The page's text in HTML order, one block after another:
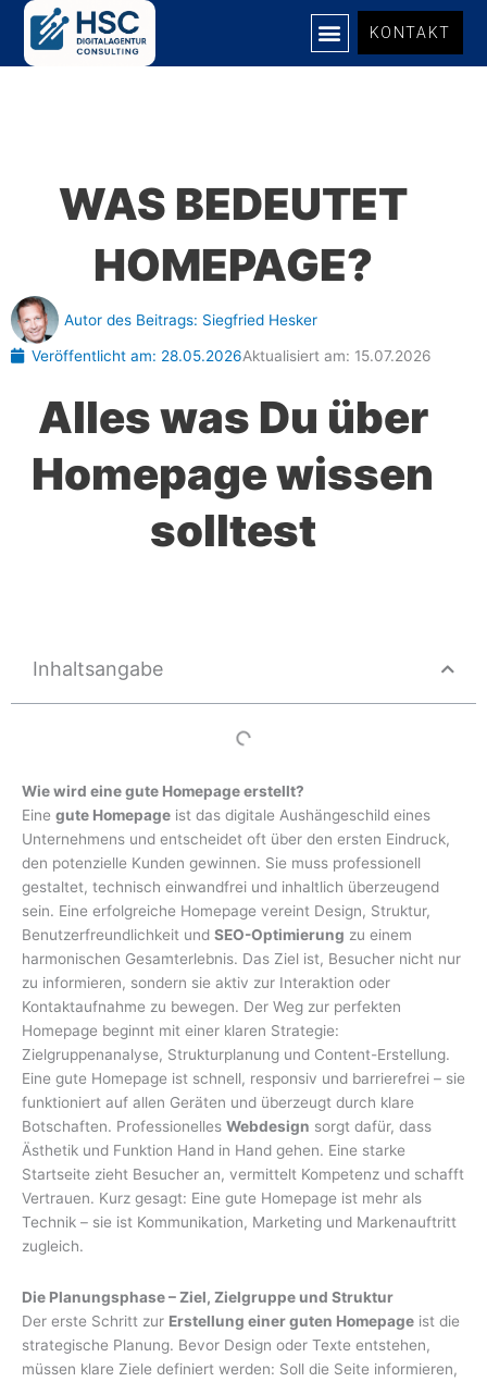
Zum
springen
KONTAKT
WAS BEDEUTET
HOMEPAGE?
Autor des Beitrags: Siegfried Hesker
Veröffentlicht am: 28.05.2026Aktualisiert am: 15.07.2026
Alles was Du über
Homepage wissen
solltest
Inhaltsangabe
Wie wird eine gute Homepage erstellt?
Eine gute Homepage ist das digitale Aushängeschild eines
Unternehmens und entscheidet oft über den ersten Eindruck,
den potenzielle Kunden gewinnen. Sie muss professionell
gestaltet, technisch einwandfrei und inhaltlich überzeugend
sein. Eine erfolgreiche Homepage vereint Design, Struktur,
Benutzerfreundlichkeit und SEO-Optimierung zu einem
harmonischen Gesamterlebnis. Das Ziel ist, Besucher nicht nur
zu informieren, sondern sie aktiv zur Interaktion oder
Kontaktaufnahme zu bewegen. Der Weg zur perfekten
Homepage beginnt mit einer klaren Strategie:
Zielgruppenanalyse, Strukturplanung und Content-Erstellung.
Eine gute Homepage ist schnell, responsiv und barrierefrei – sie
funktioniert auf allen Geräten und überzeugt durch klare
Botschaften. Professionelles Webdesign sorgt dafür, dass
Ästhetik und Funktion Hand in Hand gehen. Eine starke
Startseite zieht Besucher an, vermittelt Kompetenz und schafft
Vertrauen. Kurz gesagt: Eine gute Homepage ist mehr als
Technik – sie ist Kommunikation, Marketing und Markenauftritt
zugleich.
Die Planungsphase – Ziel, Zielgruppe und Struktur
Der erste Schritt zur Erstellung einer guten Homepage ist die
strategische Planung. Bevor Design oder Texte entstehen,
müssen klare Ziele definiert werden: Soll die Seite informieren,